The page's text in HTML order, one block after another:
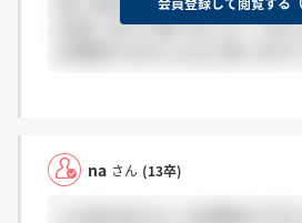
は良い方だと感じました！ naさ
na さん (13卒)